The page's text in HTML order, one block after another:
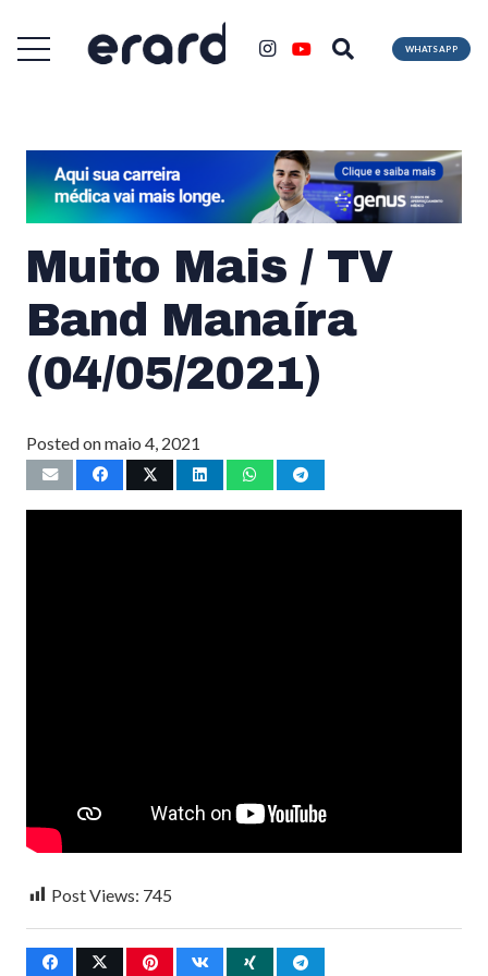
WHATSAPP
Muito Mais / TV
Band Manaíra
(04/05/2021)
Posted onmaio 4, 2021
Post Views: 745